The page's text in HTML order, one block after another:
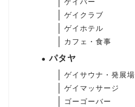
ゲイバー
ゲイクラブ
ゲイホテル
カフェ・食事
パタヤ
ゲイサウナ・発展場
ゲイマッサージ
ゴーゴーバー